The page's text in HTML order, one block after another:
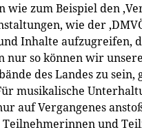
zum Beispiel den
wie der
Inhalte
nur so können wir
des Landes zu
musikalische
auf Vergangenes
und